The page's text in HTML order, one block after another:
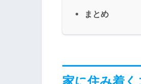
まとめ
家に住み着